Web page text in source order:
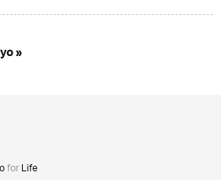
»
forLife